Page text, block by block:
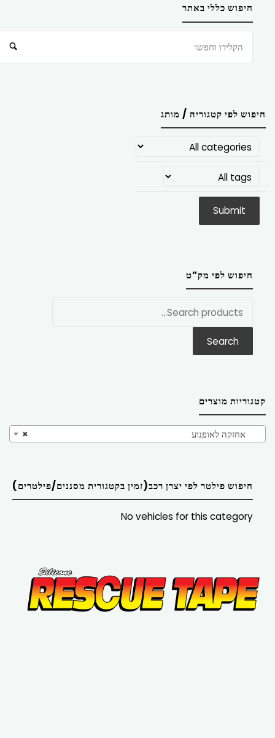
חיפוש כללי באתר
חיפוש לפי קטגוריה / מותג
חיפוש לפי מק”ט
Search
קטגוריות מוצרים
× אחזקה לאופנוע
חיפוש פילטר לפי יצרן רכב(זמין בקטגורית מסננים/פילטרים)
No vehicles for this category